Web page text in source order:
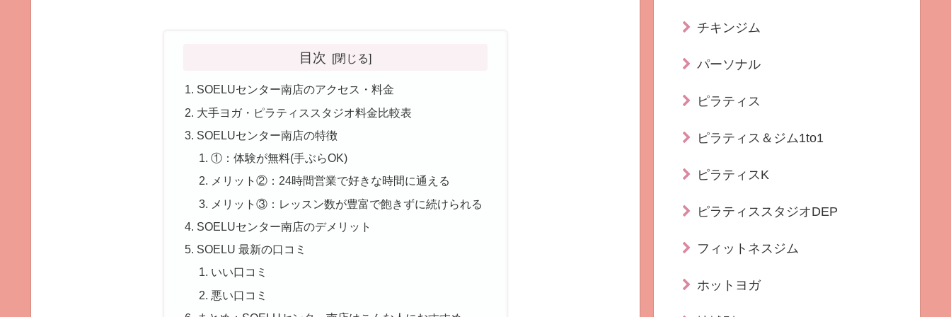
目次
SOELUセンター南店のアクセス・料金
大手ヨガ・ピラティススタジオ料金比較表
SOELUセンター南店の特徴
①：体験が無料(手ぶらOK)
メリット②：24時間営業で好きな時間に通える
メリット③：レッスン数が豊富で飽きずに続けられる
SOELUセンター南店のデメリット
SOELU 最新の口コミ
いい口コミ
悪い口コミ
チキンジム
パーソナル
ピラティス
ピラティス＆ジム1to1
ピラティスK
ピラティススタジオDEP
フィットネスジム
ホットヨガ